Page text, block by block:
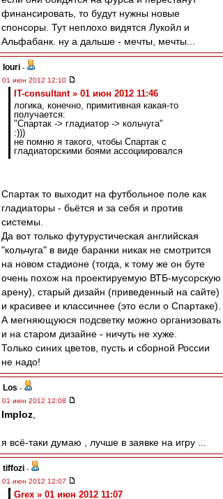
финансировать, то будут нужны новые
спонсоры. Тут неплохо видятся Лукойл и
Альфабанк. ну а дальше - мечты, мечты...
Iouri -
01 июн 2012 12:10
IT-consultant » 01 июн 2012 11:46
логика, конечно, примитивная какая-то
получается:
"Спартак -> гладиатор -> кольчуга"
:)))
не помню я такого, чтобы Спартак с
гладиаторскими боями ассоциировался
Спартак то выходит на футбольное поле как
гладиаторы - бьётся и за себя и против
системы.
Да вот только футурустическая английская
"кольчуга" в виде баранки никак не смотрится
на новом стадионе (тогда, к тому же он буте
очень похож на проектируемую ВТБ-мусорскую
арену), старый дизайн (приведенный на сайте)
и красивее и классичнее (это если о Спартаке).
А мегняющуюся подсветку можно организовать
и на старом дизайне - ничуть не хуже.
Только синих цветов, пусть и сборной России
не надо!
Los -
01 июн 2012 12:08
Imploz
я всё-таки думаю , лучше в заявке на игру ...
tiffozi -
01 июн 2012 12:07
Grex » 01 июн 2012 11:07